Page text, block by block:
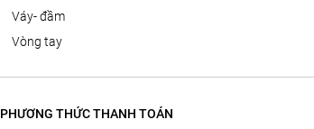
váy- đầm
vòng tay
PHƯƠNG THỨC THANH TOÁN